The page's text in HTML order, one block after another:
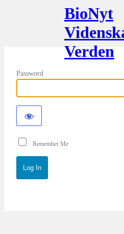
BioNyt
Verden
Password
Remember Me